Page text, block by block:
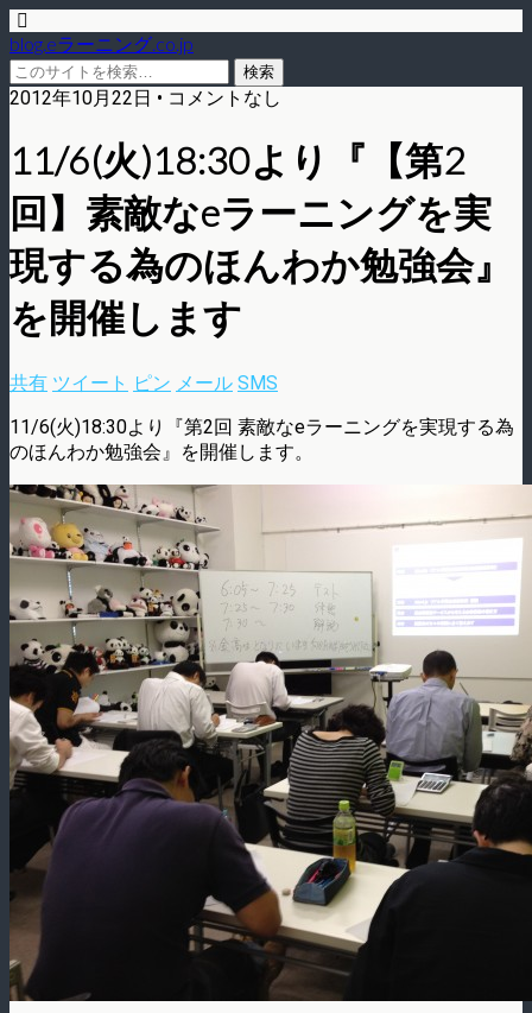
blog.eラーニング.co.jp
2012年10月22日 • コメントなし
11/6(火)18:30より『【第2
回】素敵なeラーニングを実
現する為のほんわか勉強会』
を開催します
共有 ツイート ピン メール SMS
11/6(火)18:30より『第2回 素敵なeラーニングを実現する為
のほんわか勉強会』を開催します。